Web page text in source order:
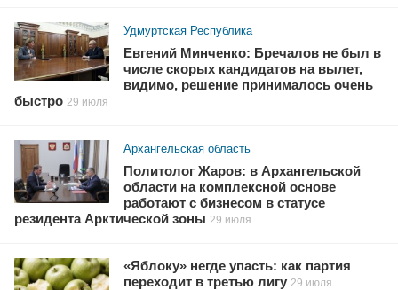
Удмуртская Республика
Евгений Минченко: Бречалов не был в
числе скорых кандидатов на вылет,
видимо, решение принималось очень
быстро 29 июля
Архангельская область
Политолог Жаров: в Архангельской
области на комплексной основе
работают с бизнесом в статусе
резидента Арктической зоны 29 июля
«Яблоку» негде упасть: как партия
переходит в третью лигу 29 июля